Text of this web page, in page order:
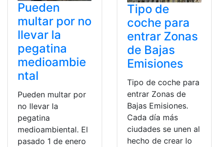
Pueden
multar por no
llevar la
pegatina
medioambie
ntal
Pueden multar por
no llevar la
pegatina
medioambiental. El
pasado 1 de enero
Tipo de
coche para
entrar Zonas
de Bajas
Emisiones
Tipo de coche para
entrar Zonas de
Bajas Emisiones.
Cada día más
ciudades se unen al
hecho de crear lo